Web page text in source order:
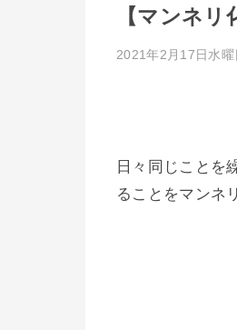
【マンネ
2021年2月17日水曜
日々同じことを
ることをマンネ